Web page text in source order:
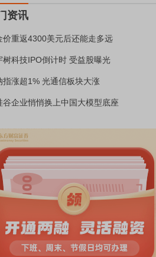
资讯
价重返4300美元后还能走多远
树科技IPO倒计时 受益股曝光
指涨超1% 光通信板块大涨
谷企业悄悄换上中国大模型底座